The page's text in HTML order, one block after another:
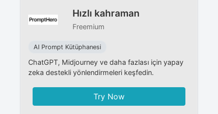
Hızlı kahraman
Freemium
AI Prompt Kütüphanesi
ChatGPT, Midjourney ve daha fazlası için yapay
zeka destekli yönlendirmeleri keşfedin.
Try Now